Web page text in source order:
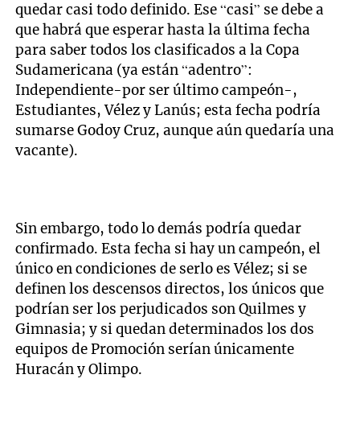
quedar casi todo definido. Ese “casi” se debe a
que habrá que esperar hasta la última fecha
para saber todos los clasificados a la Copa
Sudamericana (ya están “adentro”:
Independiente-por ser último campeón-,
Estudiantes, Vélez y Lanús; esta fecha podría
sumarse Godoy Cruz, aunque aún quedaría una
vacante).
Sin embargo, todo lo demás podría quedar
confirmado. Esta fecha si hay un campeón, el
único en condiciones de serlo es Vélez; si se
definen los descensos directos, los únicos que
podrían ser los perjudicados son Quilmes y
Gimnasia; y si quedan determinados los dos
equipos de Promoción serían únicamente
Huracán y Olimpo.